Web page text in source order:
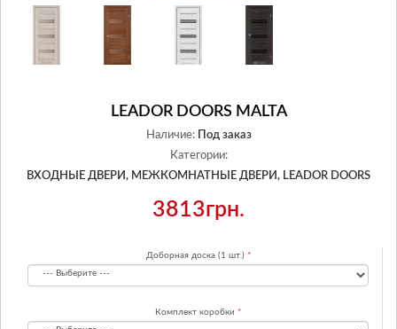
LEADOR DOORS MALTA
Наличие:
Под заказ
Категории:
ВХОДНЫЕ ДВЕРИ, МЕЖКОМНАТНЫЕ ДВЕРИ, LEADOR DOORS
3813грн.
Доборная доска (1 шт.)
Комплект коробки